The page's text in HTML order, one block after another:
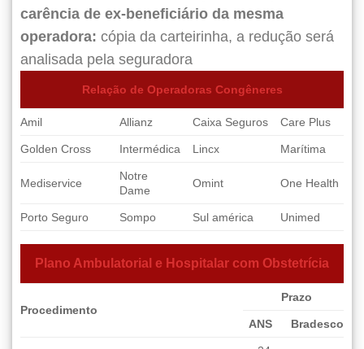
carência de ex-beneficiário da mesma
operadora: cópia da carteirinha, a redução será
analisada pela seguradora
Relação de Operadoras Congêneres
Amil Allianz Caixa Seguros Care Plus
Golden Cross Intermédica Lincx Marítima
Mediservice
Notre
Dame
Omint One Health
Porto Seguro Sompo Sul américa Unimed
Plano Ambulatorial e Hospitalar com Obstetrícia
Procedimento
Prazo
ANS Bradesco